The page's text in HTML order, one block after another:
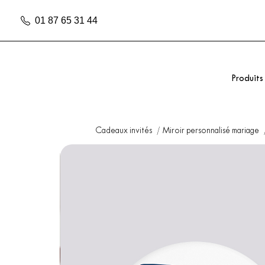
01 87 65 31 44
Produits
Cadeaux invités Miroir personnalisé mariage